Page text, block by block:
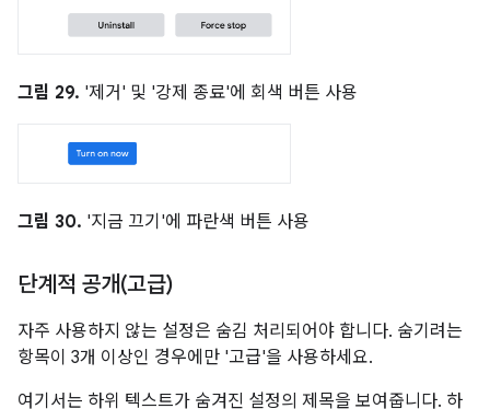
그림 29. '제거' 및 '강제 종료'에 회색 버튼 사용
그림 30. '지금 끄기'에 파란색 버튼 사용
단계적 공개(고급)
자주 사용하지 않는 설정은 숨김 처리되어야 합니다. 숨기려는
항목이 3개 이상인 경우에만 '고급'을 사용하세요.
여기서는 하위 텍스트가 숨겨진 설정의 제목을 보여줍니다. 하